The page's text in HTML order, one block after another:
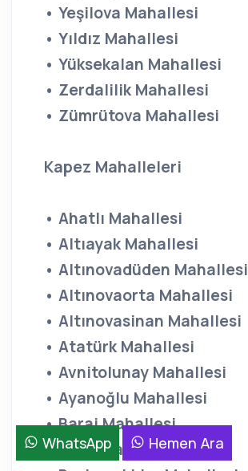
• Yeşilova Mahallesi
• Yıldız Mahallesi
• Yüksekalan Mahallesi
• Zerdalilik Mahallesi
• Zümrütova Mahallesi
Kapez Mahalleleri
• Ahatlı Mahallesi
• Altıayak Mahallesi
• Altınovadüden Mahallesi
• Altınovaorta Mahallesi
• Altınovasinan Mahallesi
• Atatürk Mahallesi
• Avnitolunay Mahallesi
• Ayanoğlu Mahallesi
• Baraj Mahallesi
• Barış Mahallesi
WhatsApp Hemen Ara